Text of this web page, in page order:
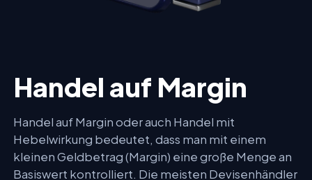
Handel auf Margin
Handel auf Margin oder auch Handel mit
Hebelwirkung bedeutet, dass man mit einem
kleinen Geldbetrag (Margin) eine große Menge an
Basiswert kontrolliert. Die meisten Devisenhändler